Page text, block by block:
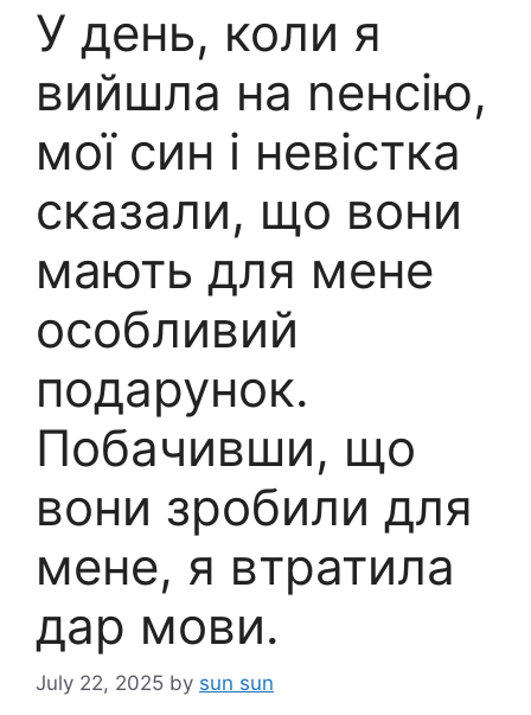
У день, коли я
вийшла на nенсію,
мої син і невістка
сказали, що вони
мають для мене
особливий
подарунок.
Побачивши, що
вони зробили для
мене, я втратила
дар мови.
July 22, 2025 by sun sun